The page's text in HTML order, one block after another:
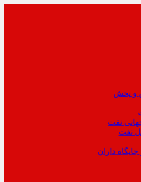
و پخش
نفت
نفت
جایگاه داران